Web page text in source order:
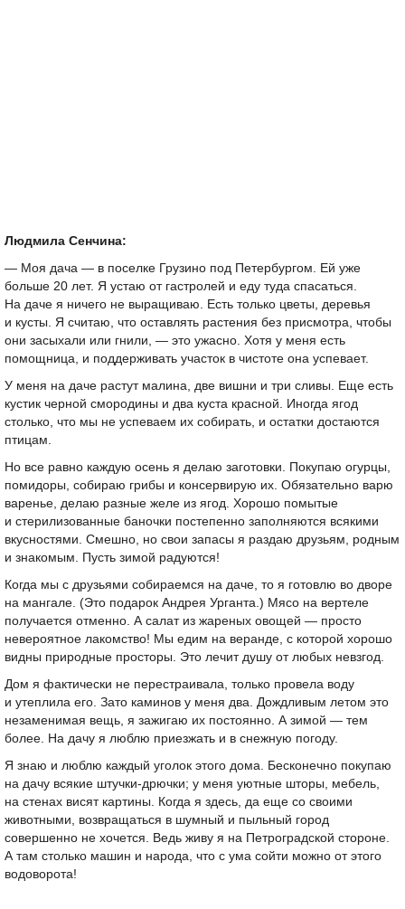
Людмила Сенчина:
— Моя дача — в поселке Грузино под Петербургом. Ей уже
больше 20 лет. Я устаю от гастролей и еду туда спасаться.
На даче я ничего не выращиваю. Есть только цветы, деревья
и кусты. Я считаю, что оставлять растения без присмотра, чтобы
они засыхали или гнили, — это ужасно. Хотя у меня есть
помощница, и поддерживать участок в чистоте она успевает.
У меня на даче растут малина, две вишни и три сливы. Еще есть
кустик черной смородины и два куста красной. Иногда ягод
столько, что мы не успеваем их собирать, и остатки достаются
птицам.
Но все равно каждую осень я делаю заготовки. Покупаю огурцы,
помидоры, собираю грибы и консервирую их. Обязательно варю
варенье, делаю разные желе из ягод. Хорошо помытые
и стерилизованные баночки постепенно заполняются всякими
вкусностями. Смешно, но свои запасы я раздаю друзьям, родным
и знакомым. Пусть зимой радуются!
Когда мы с друзьями собираемся на даче, то я готовлю во дворе
на мангале. (Это подарок Андрея Урганта.) Мясо на вертеле
получается отменно. А салат из жареных овощей — просто
невероятное лакомство! Мы едим на веранде, с которой хорошо
видны природные просторы. Это лечит душу от любых невзгод.
Дом я фактически не перестраивала, только провела воду
и утеплила его. Зато каминов у меня два. Дождливым летом это
незаменимая вещь, я зажигаю их постоянно. А зимой — тем
более. На дачу я люблю приезжать и в снежную погоду.
Я знаю и люблю каждый уголок этого дома. Бесконечно покупаю
на дачу всякие штучки-дрючки; у меня уютные шторы, мебель,
на стенах висят картины. Когда я здесь, да еще со своими
животными, возвращаться в шумный и пыльный город
совершенно не хочется. Ведь живу я на Петроградской стороне.
А там столько машин и народа, что с ума сойти можно от этого
водоворота!